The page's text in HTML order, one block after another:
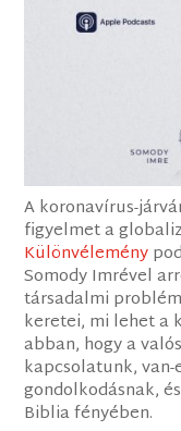
A koronavírus-
figyelmet a
Különvélemény
Somody Imrével
társadalmi
keretei, mi lehet a
abban, hogy a
kapcsolatunk,
gondolkodásnak,
Biblia fényében.